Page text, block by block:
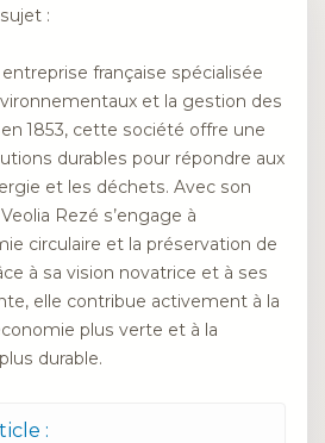
:
française spécialisée
et la gestion des
1853, cette société offre une
durables pour répondre aux
et les déchets. Avec son
Rezé s’engage à
circulaire et la préservation de
à sa vision novatrice et à ses
elle contribue activement à la
plus verte et à la
durable.
: